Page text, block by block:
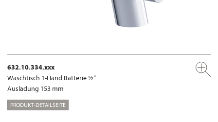
632.10.334.xxx
Waschtisch 1-Hand Batterie ½“
Ausladung 153 mm
PRODUKT-DETAILSEITE